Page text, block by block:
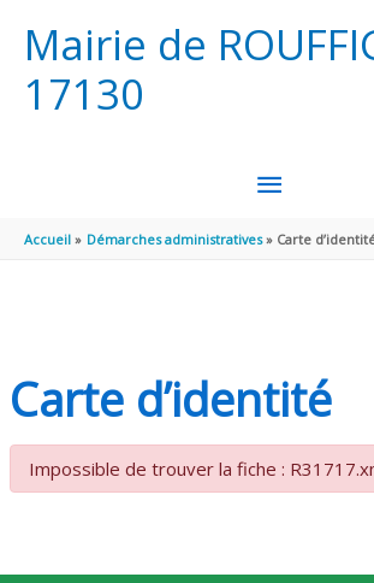
Mairie de
17130
MENU
Accueil Démarches administratives Carte
Carte d’identité
Impossible de trouver la fiche :